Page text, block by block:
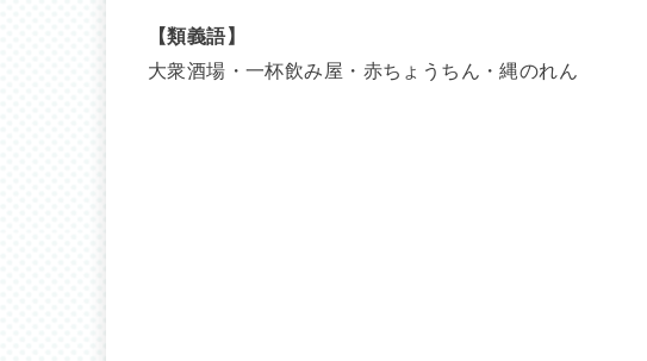
【類義語】
大衆酒場・一杯飲み屋・赤ちょうちん・縄のれん